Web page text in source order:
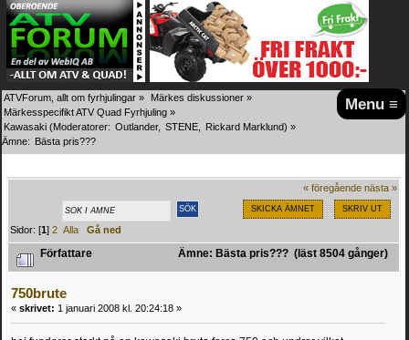
Menu ≡
ATVForum, allt om fyrhjulingar » Märkes diskussioner »
Märkesspecifikt ATV Quad Fyrhjuling »
Kawasaki (Moderatorer: Outlander, STENE Rickard Marklund) »
Ämne: Bästa pris???
« föregående nästa »
SKICKA ÄMNET SKRIV UT
Sidor: [1]2 Alla Gå ned
Författare Ämne: Bästa pris??? (läst 8504 gånger)
750brute
« skrivet: 1 januari 2008 kl. 20:24:18 »